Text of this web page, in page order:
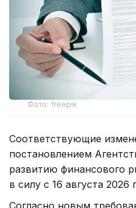
Фото: freepik
Соответствующие
постановлением
развитию финансового
в силу с 16 августа 2026